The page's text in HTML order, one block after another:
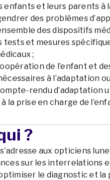
enfants et leurs parents à
des problèmes
des dispositifs
et mesures
;
de l’enfant et
à l’adaptation
rendu d’adaptation
la prise en charge de
?
aux opticiens
sur les interrelations
le diagnostic et